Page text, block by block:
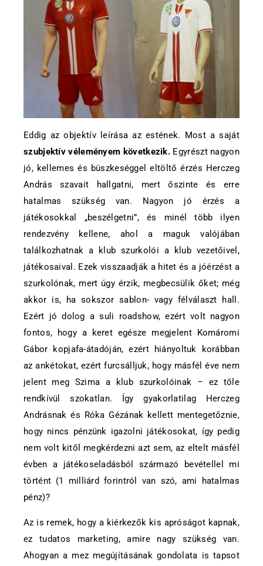
Eddig az objektív leírása az estének. Most a saját
szubjektív véleményem következik. Egyrészt nagyon
jó, kellemes és büszkeséggel eltöltő érzés Herczeg
András szavait hallgatni, mert őszinte és erre
hatalmas szükség van. Nagyon jó érzés a
játékosokkal „beszélgetni”, és minél több ilyen
rendezvény kellene, ahol a maguk valójában
találkozhatnak a klub szurkolói a klub vezetőivel,
játékosaival. Ezek visszaadják a hitet és a jóérzést a
szurkolónak, mert úgy érzik, megbecsülik őket; még
akkor is, ha sokszor sablon- vagy félválaszt hall.
Ezért jó dolog a suli roadshow, ezért volt nagyon
fontos, hogy a keret egésze megjelent Komáromi
Gábor kopjafa-átadóján, ezért hiányoltuk korábban
az ankétokat, ezért furcsálljuk, hogy másfél éve nem
jelent meg Szima a klub szurkolóinak – ez tőle
rendkívül szokatlan. Így gyakorlatilag Herczeg
Andrásnak és Róka Gézának kellett mentegetőznie,
hogy nincs pénzünk igazolni játékosokat, így pedig
nem volt kitől megkérdezni azt sem, az eltelt másfél
évben a játékoseladásból származó bevétellel mi
történt (1 milliárd forintról van szó, ami hatalmas
pénz)?
Az is remek, hogy a kiérkezők kis apróságot kapnak,
ez tudatos marketing, amire nagy szükség van.
Ahogyan a mez megújításának gondolata is tapsot